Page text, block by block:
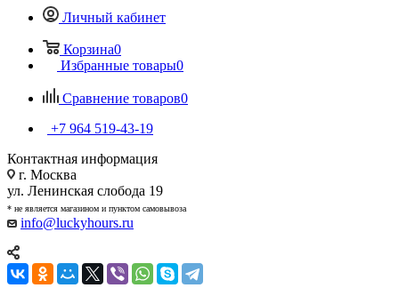
Личный кабинет
Корзина0
Избранные товары0
Сравнение товаров0
+7 964 519-43-19
Контактная информация
г. Москва
ул. Ленинская слобода 19
* не является магазином и пунктом самовывоза
info@luckyhours.ru